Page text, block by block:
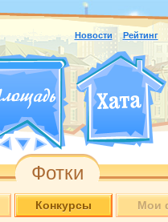
Новости Рейтинг
Фотки
Конкурсы Мои